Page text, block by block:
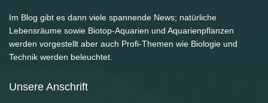
Im Blog gibt es dann viele spannende News; natürliche
Lebensräume sowie Biotop-Aquarien und Aquarienpflanzen
werden vorgestellt aber auch Profi-Themen wie Biologie und
Technik werden beleuchtet.
Unsere Anschrift